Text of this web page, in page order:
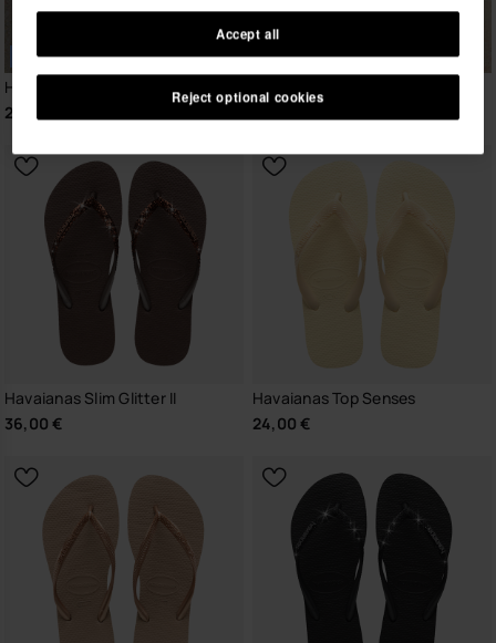
BESTSELLER
Havaianas Top
22,00 €
Havaianas Slim Glitter II
36,00 €
Havaianas Top Senses
24,00 €
Reject optional cookies
Accept all